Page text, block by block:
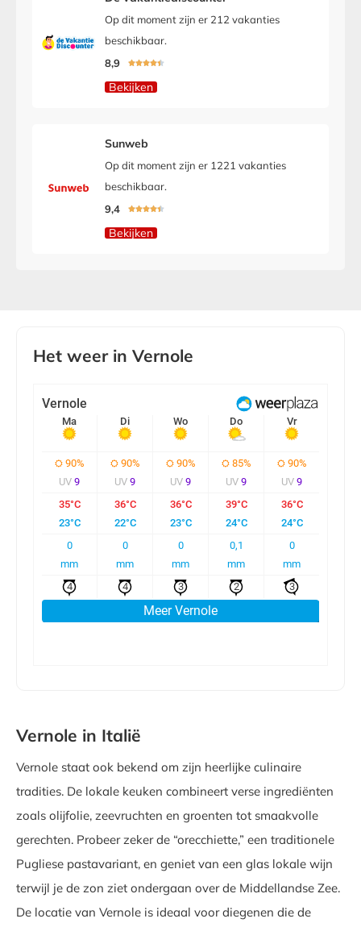
Op dit moment zijn er 212 vakanties
beschikbaar.
8,9

Bekijken
Sunweb
Op dit moment zijn er 1221 vakanties
beschikbaar.
9,4

Bekijken
Het weer in Vernole
Vernole in Italië
Vernole staat ook bekend om zijn heerlijke culinaire
tradities. De lokale keuken combineert verse ingrediënten
zoals olijfolie, zeevruchten en groenten tot smaakvolle
gerechten. Probeer zeker de “orecchiette,” een traditionele
Pugliese pastavariant, en geniet van een glas lokale wijn
terwijl je de zon ziet ondergaan over de Middellandse Zee.
De locatie van Vernole is ideaal voor diegenen die de